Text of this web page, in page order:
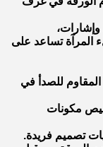
المرآة تساعد على
للصدأ في
مكونات
تصميم فريدة.